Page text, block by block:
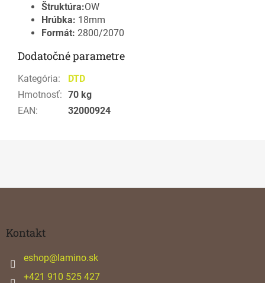
Štruktúra:OW
Hrúbka: 18mm
Formát: 2800/2070
Dodatočné parametre
Kategória:
DTD
Hmotnosť: 70 kg
EAN: 32000924
Kontakt
eshop@lamino.sk
+421 910 525 427